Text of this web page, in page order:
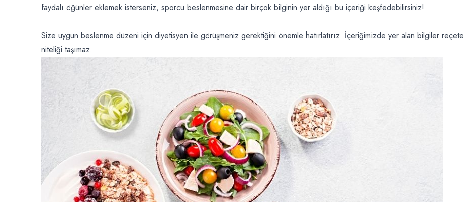
faydalı öğünler eklemek isterseniz, sporcu beslenmesine dair birçok bilginin yer aldığı bu içeriği keşfedebilirsiniz!
Size uygun beslenme düzeni için diyetisyen ile görüşmeniz gerektiğini önemle hatırlatırız. İçeriğimizde yer alan bilgiler reçete
niteliği taşımaz.